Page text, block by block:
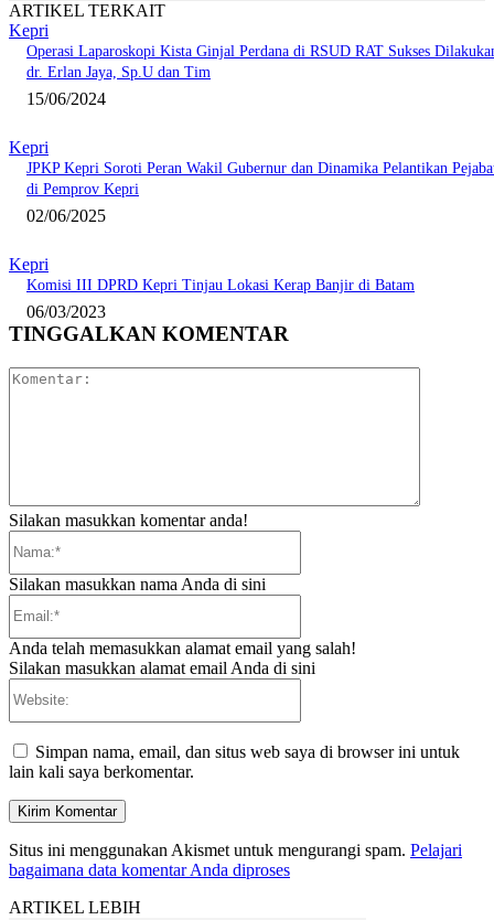
ARTIKEL TERKAIT
Kepri
Operasi Laparoskopi Kista Ginjal Perdana di RSUD RAT Sukses
dr. Erlan Jaya, Sp.U dan Tim
15/06/2024
Kepri
JPKP Kepri Soroti Peran Wakil Gubernur dan Dinamika Pelantikan
di Pemprov Kepri
02/06/2025
Kepri
Komisi III DPRD Kepri Tinjau Lokasi Kerap Banjir di Batam
06/03/2023
TINGGALKAN KOMENTAR
Silakan masukkan komentar anda!
Silakan masukkan nama Anda di sini
Anda telah memasukkan alamat email yang salah!
Silakan masukkan alamat email Anda di sini
Simpan nama, email, dan situs web saya di browser ini untuk
lain kali saya berkomentar.
Situs ini menggunakan Akismet untuk mengurangi spam. Pelajari
bagaimana data komentar Anda diproses
ARTIKEL LEBIH